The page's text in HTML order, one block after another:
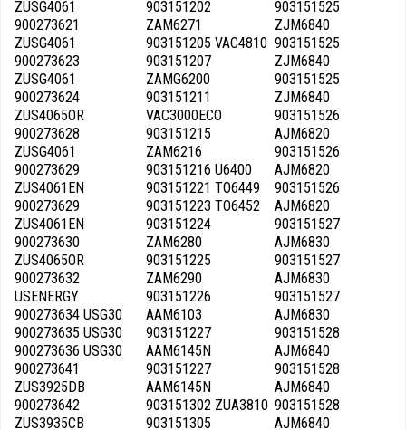
ZUSG4061
900273621
ZUSG4061
900273623
ZUSG4061
900273624
ZUS4065OR
900273628
ZUSG4061
900273629
ZUS4061EN
900273629
ZUS4061EN
900273630
ZUS4065OR
900273632
USENERGY
900273634 USG30
900273635 USG30
900273636 USG30
900273641
ZUS3925DB
900273642
ZUS3935CB
903151202
ZAM6271
903151205 VAC4810
903151207
ZAMG6200
903151211
VAC3000ECO
903151215
ZAM6216
903151216 U6400
903151221 TO6449
903151223 TO6452
903151224
ZAM6280
903151225
ZAM6290
903151226
AAM6103
903151227
AAM6145N
903151227
AAM6145N
903151302 ZUA3810
903151305
903151525
ZJM6840
903151525
ZJM6840
903151525
ZJM6840
903151526
AJM6820
903151526
AJM6820
903151526
AJM6820
903151527
AJM6830
903151527
AJM6830
903151527
AJM6830
903151528
AJM6840
903151528
AJM6840
903151528
AJM6840